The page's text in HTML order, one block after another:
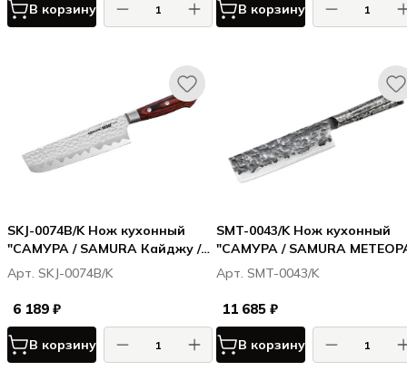
В корзину В корзину
SKJ-0074B/K Нож кухонный
"САМУРА / SAMURA Кайджу /
Kaiju" Накири 167 мм, AUS-8,
дерево, с больстером
Арт. SKJ-0074B/K
6 189 ₽
В корзину
SMT-0043/K Нож кухонный
"САМУРА / SAMURA
METEORA" накири 173
10, 5 слоёв
Арт. SMT-0043/K
11 685 ₽
В корзину